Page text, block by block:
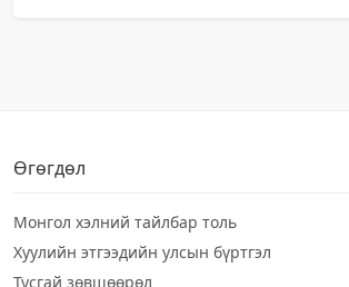
Өгөгдөл
Монгол хэлний тайлбар толь
Хуулийн этгээдийн улсын бүртгэл
Тусгай зөвшөөрөл